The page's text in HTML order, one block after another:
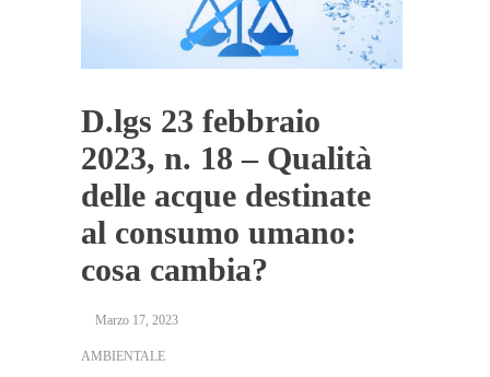
D.lgs 23 febbraio
2023, n. 18 – Qualità
delle acque destinate
al consumo umano:
cosa cambia?
Marzo 17, 2023
AMBIENTALE